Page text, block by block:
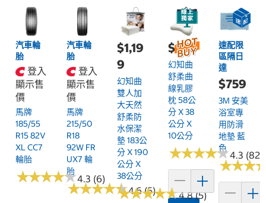
汽車輪
胎
登入
顯示售
價
馬牌
185/55
R15 82V
XL CC7
輪胎
★★★★★
★★★★★4.3 (6)
汽車輪
胎
登入
顯示售
價
馬牌
215/50
R18
92W FR
UX7 輪
胎
★★★★★
★★★★★4.6 (5)
$1,19
9
幻知曲
雙人加
大天然
舒柔防
水保潔
墊 183公
分 X 190
公分 X
38公分
★★★★★
★★★★★4.8 (5)
$899
幻知曲
舒柔曲
線乳膠
枕 58公
分 X 38
公分 X
10公分
★★★★★
★★★★★4.3 (82)
速配限
區隔日
達
$759
3M 安美
浴室專
用防滑
地墊 藍
色
★★★
★★★